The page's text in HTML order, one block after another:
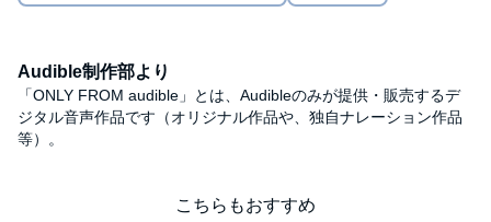
Audible制作部より
「ONLY FROM audible」とは、Audibleのみが提供・販売するデ
ジタル音声作品です（オリジナル作品や、独自ナレーション作品
等）。
こちらもおすすめ